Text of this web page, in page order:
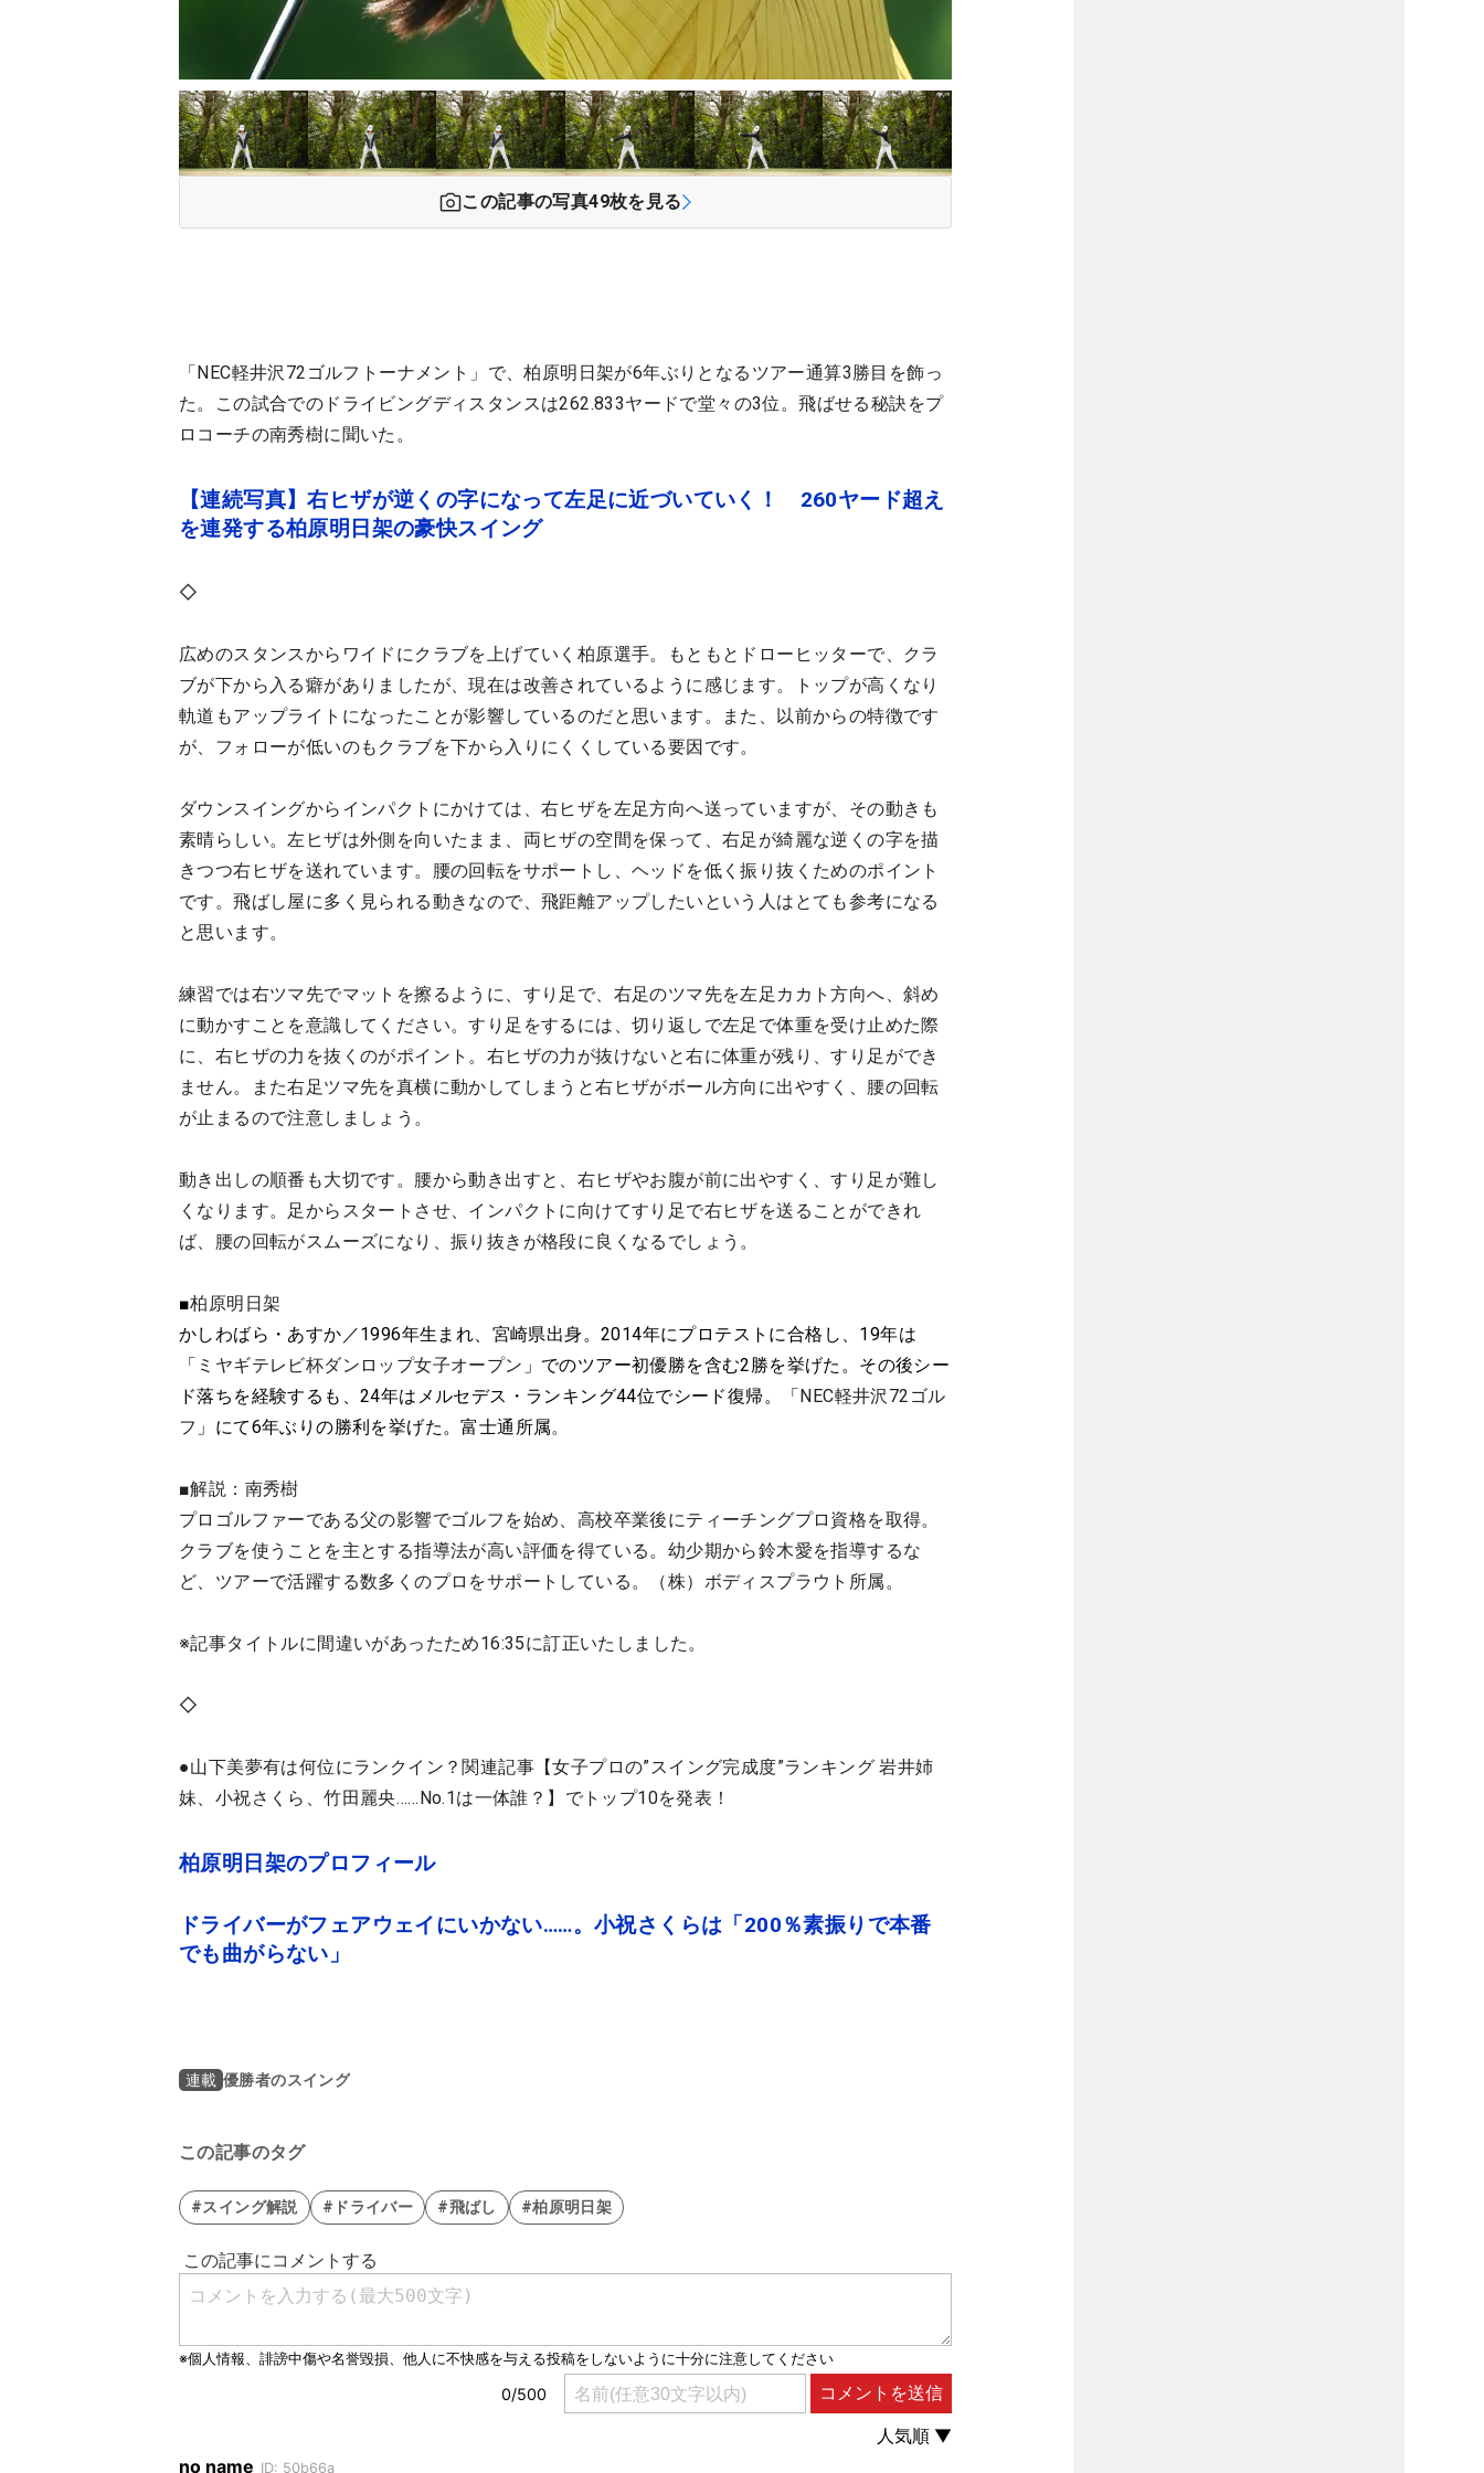
この記事の写真49枚を見る
「NEC軽井沢72ゴルフトーナメント」で、柏原明日架が6年ぶりとなるツアー通算3勝目を飾っ
た。この試合でのドライビングディスタンスは262.833ヤードで堂々の3位。飛ばせる秘訣をプ
ロコーチの南秀樹に聞いた。
【連続写真】右ヒザが逆くの字になって左足に近づいていく！ 260ヤード超え
を連発する柏原明日架の豪快スイング
◇
広めのスタンスからワイドにクラブを上げていく柏原選手。もともとドローヒッターで、クラ
ブが下から入る癖がありましたが、現在は改善されているように感じます。トップが高くなり
軌道もアップライトになったことが影響しているのだと思います。また、以前からの特徴です
が、フォローが低いのもクラブを下から入りにくくしている要因です。
ダウンスイングからインパクトにかけては、右ヒザを左足方向へ送っていますが、その動きも
素晴らしい。左ヒザは外側を向いたまま、両ヒザの空間を保って、右足が綺麗な逆くの字を描
きつつ右ヒザを送れています。腰の回転をサポートし、ヘッドを低く振り抜くためのポイント
です。飛ばし屋に多く見られる動きなので、飛距離アップしたいという人はとても参考になる
と思います。
練習では右ツマ先でマットを擦るように、すり足で、右足のツマ先を左足カカト方向へ、斜め
に動かすことを意識してください。すり足をするには、切り返しで左足で体重を受け止めた際
に、右ヒザの力を抜くのがポイント。右ヒザの力が抜けないと右に体重が残り、すり足ができ
ません。また右足ツマ先を真横に動かしてしまうと右ヒザがボール方向に出やすく、腰の回転
が止まるので注意しましょう。
動き出しの順番も大切です。腰から動き出すと、右ヒザやお腹が前に出やすく、すり足が難し
くなります。足からスタートさせ、インパクトに向けてすり足で右ヒザを送ることができれ
ば、腰の回転がスムーズになり、振り抜きが格段に良くなるでしょう。
■柏原明日架
かしわばら・あすか／1996年生まれ、宮崎県出身。2014年にプロテストに合格し、19年は
「 ミヤギテレビ杯ダンロップ女子オープン 」でのツアー初優勝を含む2勝を挙げた。その後シー
ド落ちを経験するも、24年はメルセデス・ランキング44位でシード復帰。「 NEC軽井沢72ゴル
フ 」にて6年ぶりの勝利を挙げた。富士通所属。
■解説：南秀樹
プロゴルファーである父の影響でゴルフを始め、高校卒業後にティーチングプロ資格を取得。
クラブを使うことを主とする指導法が高い評価を得ている。幼少期から鈴木愛を指導するな
ど、ツアーで活躍する数多くのプロをサポートしている。（株）ボディスプラウト所属。
※記事タイトルに間違いがあったため16:35に訂正いたしました。
◇
●山下美夢有は何位にランクイン？関連記事【女子プロの”スイング完成度”ランキング 岩井姉
妹、小祝さくら、竹田麗央……No.1は一体誰？】でトップ10を発表！
柏原明日架のプロフィール
ドライバーがフェアウェイにいかない……。小祝さくらは「200％素振りで本番
でも曲がらない」
連載 優勝者のスイング
この記事のタグ
#スイング解説 #ドライバー #飛ばし #柏原明日架